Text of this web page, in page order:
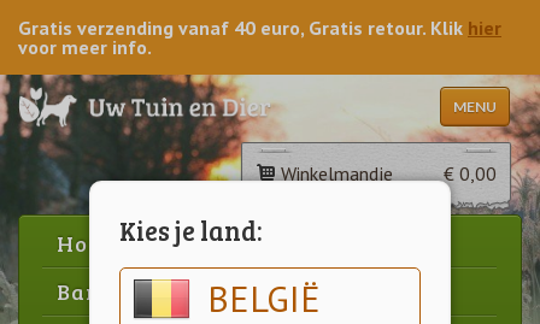
Kies je land:
BELGIË
Gratis verzending vanaf 40 euro, Gratis retour. Klik hier
voor meer info.
MENU
Winkelmandje € 0,00
Home
Barbecue